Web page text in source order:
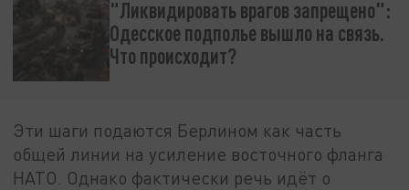
"Ликвидировать врагов запрещено":
Одесское подполье вышло на связь.
Что происходит?
Эти шаги подаются Берлином как часть
общей линии на усиление восточного фланга
НАТО. Однако фактически речь идёт о